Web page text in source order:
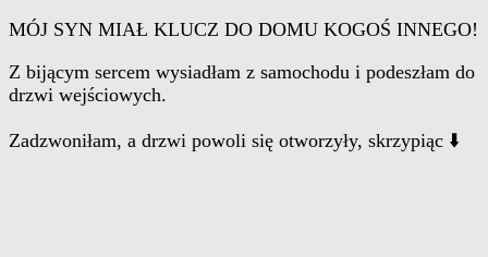
MÓJ SYN MIAŁ KLUCZ DO DOMU KOGOŚ INNEGO!
Z bijącym sercem wysiadłam z samochodu i podeszłam do
drzwi wejściowych.
Zadzwoniłam, a drzwi powoli się otworzyły, skrzypiąc ⬇️